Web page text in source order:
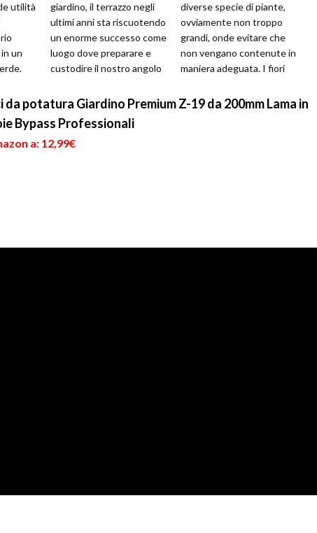
utilità
un
giardino, il terrazzo negli
ultimi anni sta riscuotendo
un enorme successo come
luogo dove preparare e
custodire il nostro angolo
diverse specie di piante,
ovviamente non troppo
grandi, onde evitare che
non vengano contenute in
maniera adeguata. I fiori
di colore...
da potatura Giardino Premium Z-19 da 200mm Lama in
Bypass Professionali
a: 12,99€